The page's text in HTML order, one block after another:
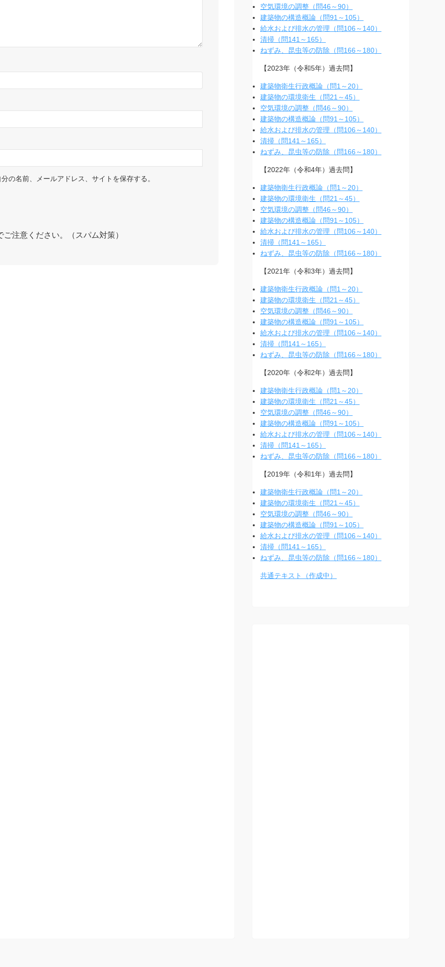
の名前、メールアドレス、サイトを保存する。
注意ください。（スパム対策）
空気環境の調整（問46～90）
建築物の構造概論（問91～105）
給水および排水の管理（問106～140）
清掃（問141～165）
ねずみ、昆虫等の防除（問166～180）
【2023年（令和5年）過去問】
建築物衛生行政概論（問1～20）
建築物の環境衛生（問21～45）
空気環境の調整（問46～90）
建築物の構造概論（問91～105）
給水および排水の管理（問106～140）
清掃（問141～165）
ねずみ、昆虫等の防除（問166～180）
【2022年（令和4年）過去問】
建築物衛生行政概論（問1～20）
建築物の環境衛生（問21～45）
空気環境の調整（問46～90）
建築物の構造概論（問91～105）
給水および排水の管理（問106～140）
清掃（問141～165）
ねずみ、昆虫等の防除（問166～180）
【2021年（令和3年）過去問】
建築物衛生行政概論（問1～20）
建築物の環境衛生（問21～45）
空気環境の調整（問46～90）
建築物の構造概論（問91～105）
給水および排水の管理（問106～140）
清掃（問141～165）
ねずみ、昆虫等の防除（問166～180）
【2020年（令和2年）過去問】
建築物衛生行政概論（問1～20）
建築物の環境衛生（問21～45）
空気環境の調整（問46～90）
建築物の構造概論（問91～105）
給水および排水の管理（問106～140）
清掃（問141～165）
ねずみ、昆虫等の防除（問166～180）
【2019年（令和1年）過去問】
建築物衛生行政概論（問1～20）
建築物の環境衛生（問21～45）
空気環境の調整（問46～90）
建築物の構造概論（問91～105）
給水および排水の管理（問106～140）
清掃（問141～165）
ねずみ、昆虫等の防除（問166～180）
共通テキスト（作成中）